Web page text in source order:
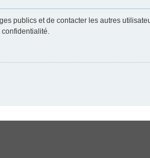
publics et de contacter les autres
confidentialité.